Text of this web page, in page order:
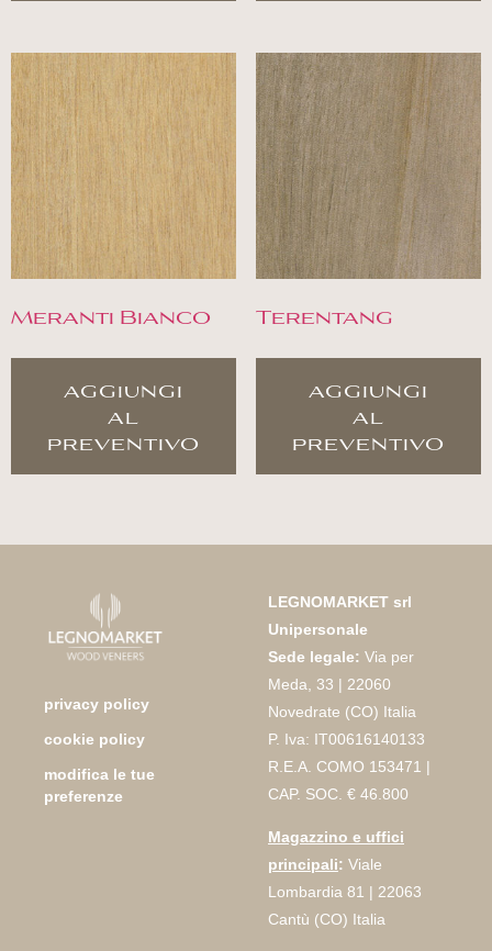
Meranti Bianco
aggiungi
al
preventivo
Terentang
aggiungi
al
preventivo
privacy policy
cookie policy
modifica le tue
preferenze
LEGNOMARKET srl
Unipersonale
Sede legale: Via per
Meda, 33 | 22060
Novedrate (CO) Italia
P. Iva: IT00616140133
R.E.A. COMO 153471 |
CAP. SOC. € 46.800
Magazzino e uffici
principali: Viale
Lombardia 81 | 22063
Cantù (CO) Italia